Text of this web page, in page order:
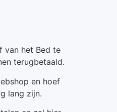
van het Bed te
terugbetaald.
en hoef
lang zijn.